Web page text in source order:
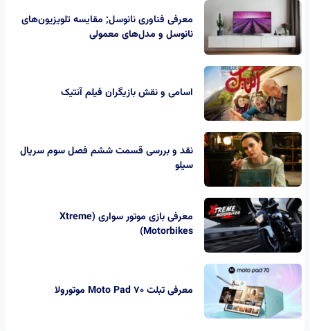
معرفی فناوری نانوسل; مقایسه تلویزیون‌های
نانوسل و مدل‌های معمولی
اسامی و نقش بازیگران فیلم آنتیک
نقد و بررسی قسمت ششم فصل سوم سریال
سیلو
معرفی بازی موتور سواری (Xtreme
Motorbikes)
معرفی تبلت Moto Pad 70 موتورولا